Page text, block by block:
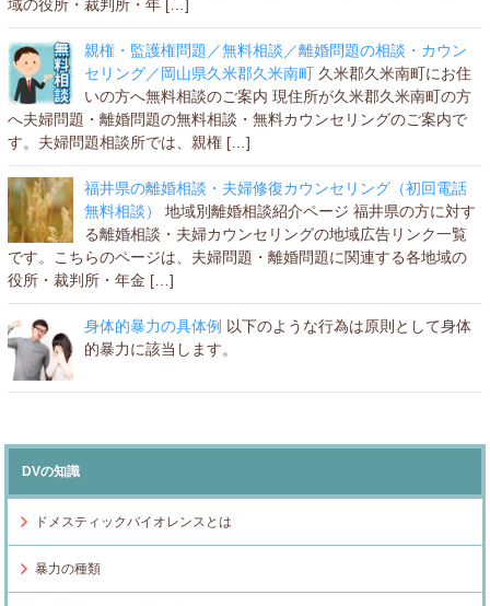
域の役所・裁判所・年 […]
親権・監護権問題／無料相談／離婚問題の相談・カウン
セリング／岡山県久米郡久米南町 久米郡久米南町にお住
いの方へ無料相談のご案内 現住所が久米郡久米南町の方
へ夫婦問題・離婚問題の無料相談・無料カウンセリングのご案内で
す。夫婦問題相談所では、親権 […]
福井県の離婚相談・夫婦修復カウンセリング（初回電話
無料相談）
地域別離婚相談紹介ページ 福井県の方に対す
る離婚相談・夫婦カウンセリングの地域広告リンク一覧
です。こちらのページは、夫婦問題・離婚問題に関連する各地域の
役所・裁判所・年金 […]
身体的暴力の具体例 以下のような行為は原則として身体
的暴力に該当します。
DVの知識
ドメスティックバイオレンスとは
暴力の種類